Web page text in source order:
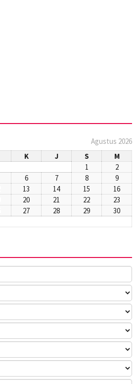
Agustus 2026
K J S
M
1
2
6 7 8
9
13 14 15
16
20 21 22
23
27 28 29
30